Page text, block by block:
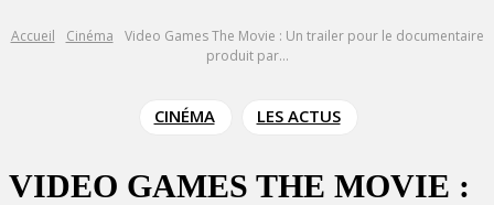
Accueil Cinéma
Video Games The Movie : Un trailer pour le documentaire
produit par...
CINÉMA LES ACTUS
VIDEO GAMES THE MOVIE :